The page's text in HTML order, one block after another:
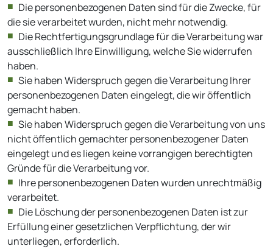
Die personenbezogenen Daten sind für die Zwecke, für
die sie verarbeitet wurden, nicht mehr notwendig.
Die Rechtfertigungsgrundlage für die Verarbeitung war
ausschließlich Ihre Einwilligung, welche Sie widerrufen
haben.
Sie haben Widerspruch gegen die Verarbeitung Ihrer
personenbezogenen Daten eingelegt, die wir öffentlich
gemacht haben.
Sie haben Widerspruch gegen die Verarbeitung von uns
nicht öffentlich gemachter personenbezogener Daten
eingelegt und es liegen keine vorrangigen berechtigten
Gründe für die Verarbeitung vor.
Ihre personenbezogenen Daten wurden unrechtmäßig
verarbeitet.
Die Löschung der personenbezogenen Daten ist zur
Erfüllung einer gesetzlichen Verpflichtung, der wir
unterliegen, erforderlich.